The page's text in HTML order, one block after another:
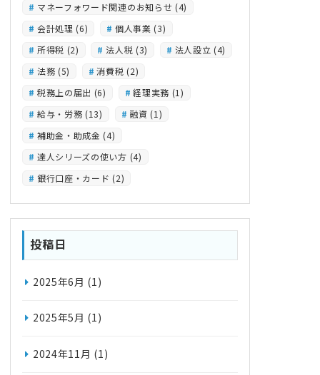
マネーフォワード関連のお知らせ (4)
会計処理 (6) 個人事業 (3)
所得税 (2) 法人税 (3) 法人設立 (4)
法務 (5) 消費税 (2)
税務上の届出 (6) 経理実務 (1)
給与・労務 (13) 融資 (1)
補助金・助成金 (4)
達人シリーズの使い方 (4)
銀行口座・カード (2)
投稿日
2025年6月 (1)
2025年5月 (1)
2024年11月 (1)